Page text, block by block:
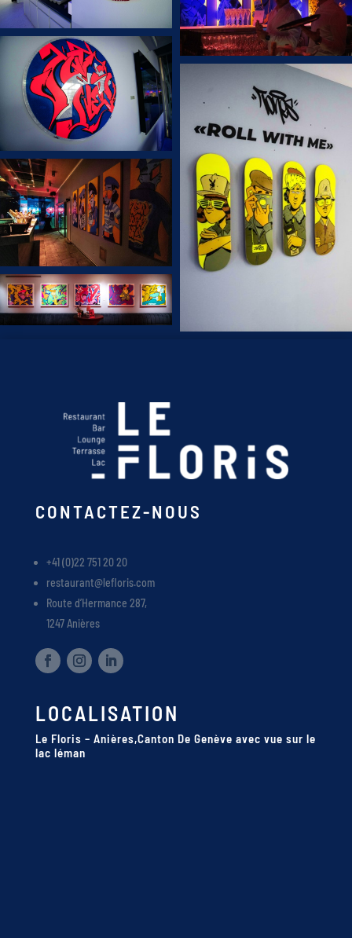
CONTACTEZ-NOUS
+41 (0)22 751 20 20
restaurant@lefloris.com
Route d’Hermance 287,
1247 Anières
LOCALISATION
Le Floris – Anières,Canton De Genève avec vue sur le
lac léman